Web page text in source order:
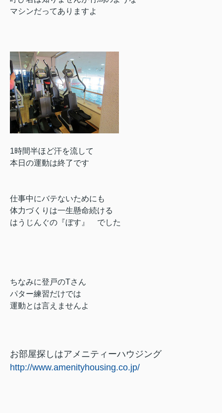
マシンだってありますよ
1時間半ほど汗を流して
本日の運動は終了です
仕事中にバテないためにも
体力づくりは一生懸命続ける
はうじんぐの『ぼす』 でした
ちなみに登戸のTさん
パター練習だけでは
運動とは言えませんよ
お部屋探しはアメニティーハウジング
http://www.amenityhousing.co.jp/